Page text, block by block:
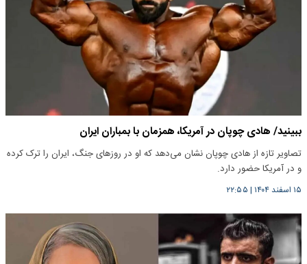
ببینید/ هادی چوپان در آمریکا، همزمان با بمباران ایران
تصاویر تازه از هادی چوپان نشان می‌دهد که او در روزهای جنگ، ایران را ترک کرده
و در آمریکا حضور دارد.
۱۵ اسفند ۱۴۰۴ | ۲۲:۵۵